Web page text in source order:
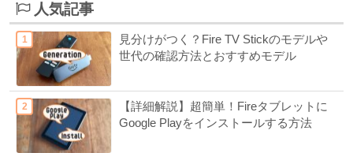
人気記事
見分けがつく？Fire TV Stickのモデルや
世代の確認方法とおすすめモデル
【詳細解説】超簡単！Fireタブレットに
Google Playをインストールする方法